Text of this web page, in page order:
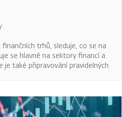
trhů, sleduje, co se na
se hlavně na sektory financí a
je také připravování pravidelných